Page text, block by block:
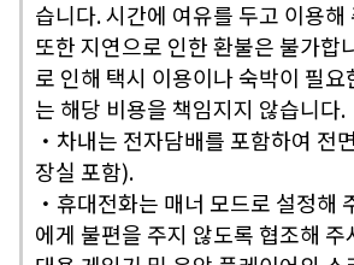
습니다. 시간에 여유를 두고 이용
또한 지연으로 인한 환불은 불가합
로 인해 택시 이용이나 숙박이 필
는 해당 비용을 책임지지 않습니다.
・차내는 전자담배를 포함하여 전
장실 포함).
・휴대전화는 매너 모드로 설정해
에게 불편을 주지 않도록 협조해 주